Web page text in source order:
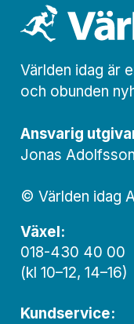
Världen idag är
och obunden
Ansvarig
Jonas Adolfsson
© Världen idag
Växel:
018-430 40 00
(kl 10–12, 14–16)
Kundservice: